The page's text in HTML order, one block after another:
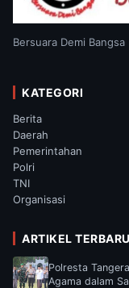
Bersuara Demi Bangsa
KATEGORI
Berita
Daerah
Pemerintahan
Polri
TNI
Organisasi
ARTIKEL TERBARU
Polresta
Agama dalam